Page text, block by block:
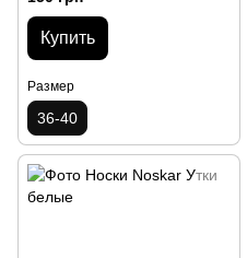
Купить
Размер
36-40